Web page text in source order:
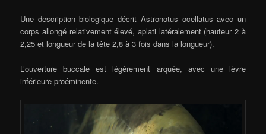
Une description biologique décrit Astronotus ocellatus avec un
corps allongé relativement élevé, aplati latéralement (hauteur 2 à
2,25 et longueur de la tête 2,8 à 3 fois dans la longueur).
L’ouverture buccale est légèrement arquée, avec une lèvre
inférieure proéminente.